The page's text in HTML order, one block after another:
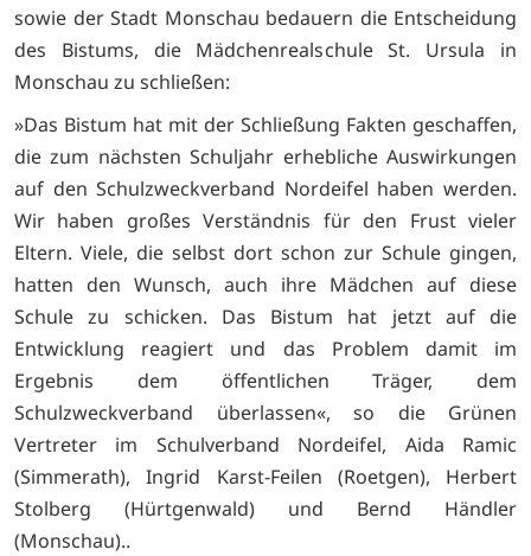
sowie der Stadt Monschau bedauern die Entscheidung
des Bistums, die Mädchenrealschule St. Ursula in
Monschau zu schließen:
»Das Bistum hat mit der Schließung Fakten geschaffen,
die zum nächsten Schuljahr erhebliche Auswirkungen
auf den Schulzweckverband Nordeifel haben werden.
Wir haben großes Verständnis für den Frust vieler
Eltern. Viele, die selbst dort schon zur Schule gingen,
hatten den Wunsch, auch ihre Mädchen auf diese
Schule zu schicken. Das Bistum hat jetzt auf die
Entwicklung reagiert und das Problem damit im
Ergebnis dem öffentlichen Träger, dem
Schulzweckverband überlassen«, so die Grünen
Vertreter im Schulverband Nordeifel, Aida Ramic
(Simmerath), Ingrid Karst-Feilen (Roetgen), Herbert
Stolberg (Hürtgenwald) und Bernd Händler
(Monschau)..